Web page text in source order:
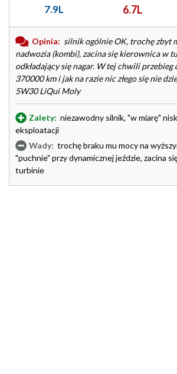
7.9L 6.7L
Opinia: silnik ogólnie OK, trochę zbyt
nadwozia (kombi), zacina się kierownica w
odkładający się nagar. W tej chwili przebieg
370000 km i jak na razie nic złego się nie
5W30 LiQui Moly
Zalety: niezawodny silnik, "w miarę"
eksploatacji
Wady: trochę braku mu mocy na
"puchnie" przy dynamicznej jeździe, zacina
turbinie